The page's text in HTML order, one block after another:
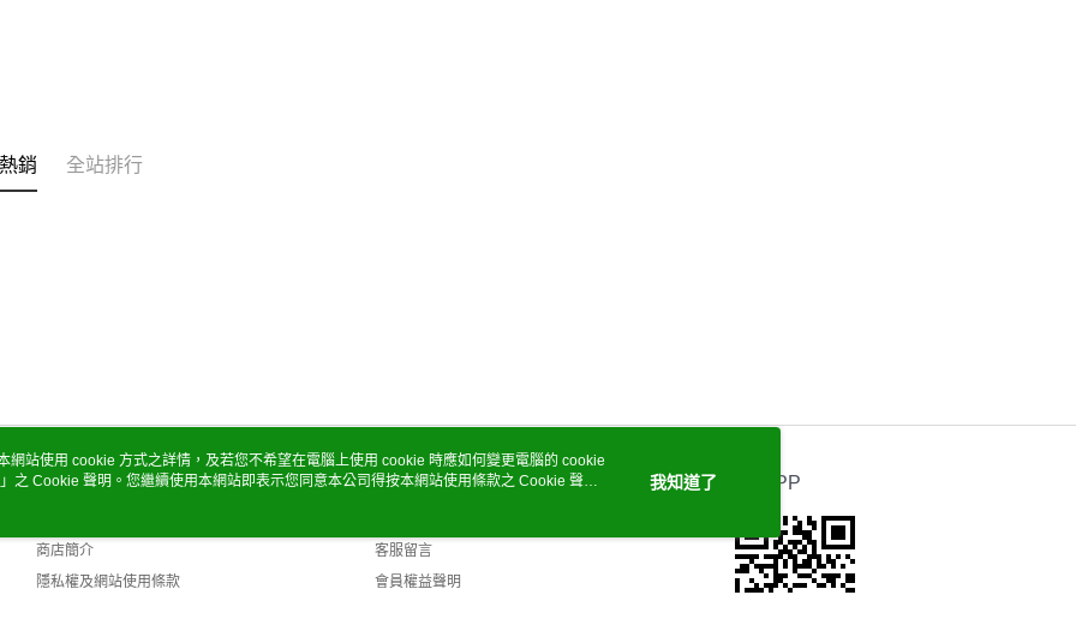
銷 全站排行
關於我們
商店簡介
隱私權及網站使用條款
客服資訊
客服留言
會員權益聲明
官方APP
網站使用 cookie 方式之詳情，及若您不希望在電腦上使用 cookie 時應如何變更電腦的 cookie
」之 Cookie 聲明。您繼續使用本網站即表示您同意本公司得按本網站使用條款之 Cookie 聲明
我知道了